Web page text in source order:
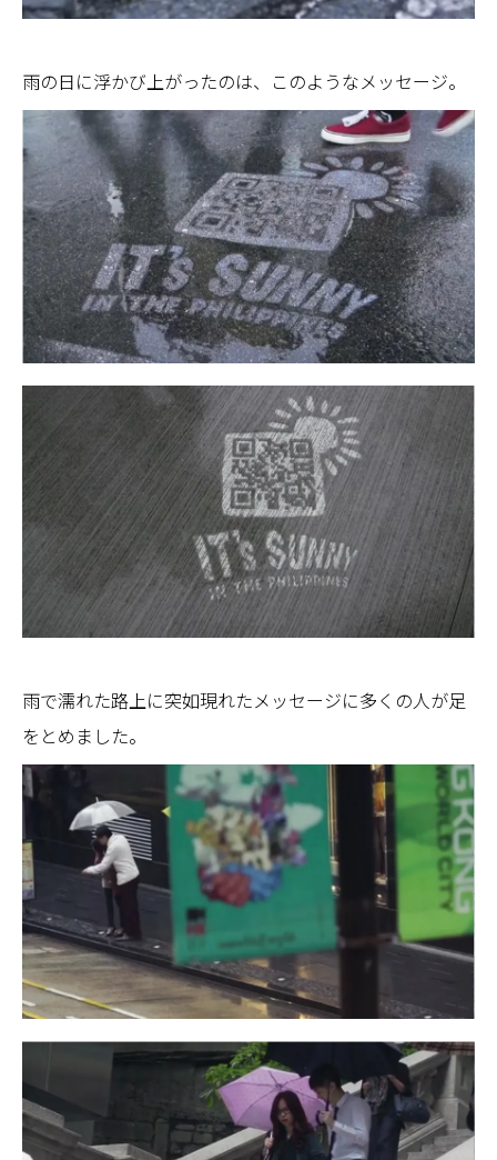
雨の日に浮かび上がったのは、このようなメッセージ。
雨で濡れた路上に突如現れたメッセージに多くの人が足
をとめました。